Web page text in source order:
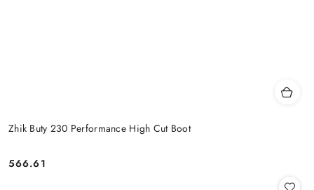
Zhik Buty 230 Performance High Cut Boot
Cena:
566.61